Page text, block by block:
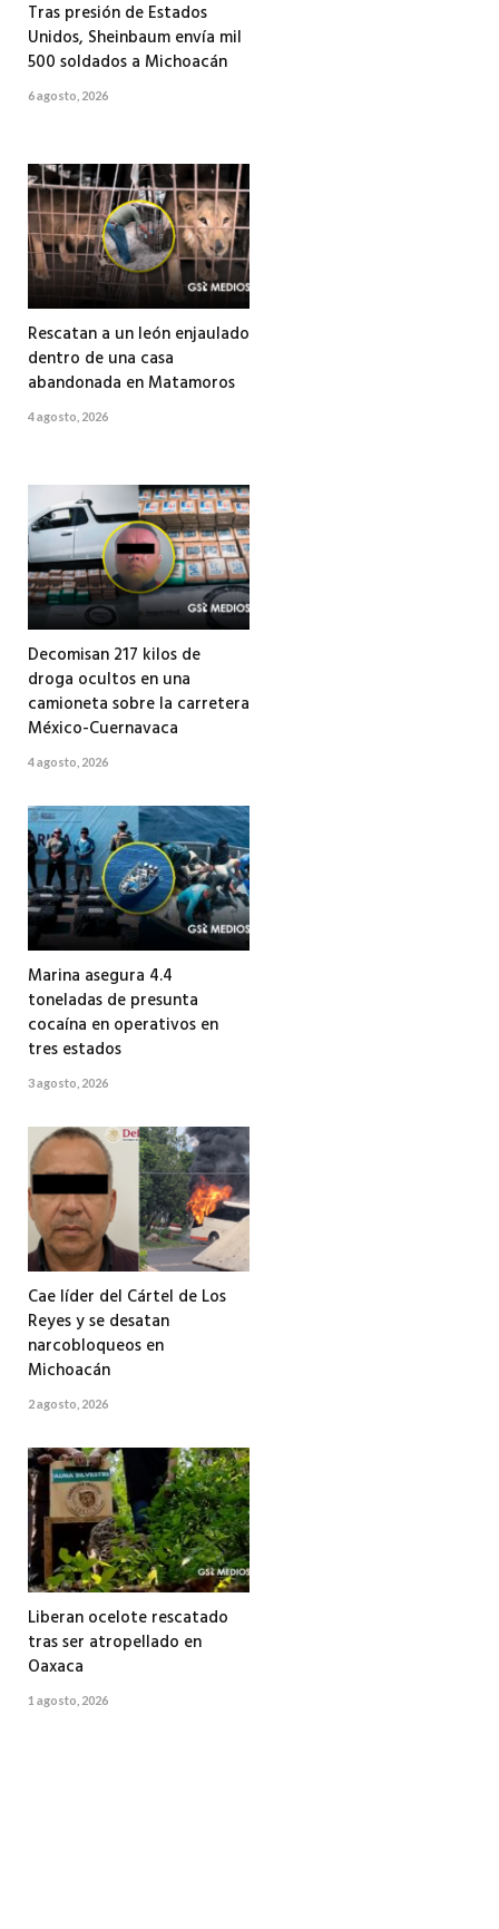
Tras presión de Estados
Unidos, Sheinbaum envía mil
500 soldados a Michoacán
6 agosto, 2026
Rescatan a un león enjaulado
dentro de una casa
abandonada en Matamoros
4 agosto, 2026
Decomisan 217 kilos de
droga ocultos en una
camioneta sobre la carretera
México-Cuernavaca
4 agosto, 2026
Marina asegura 4.4
toneladas de presunta
cocaína en operativos en
tres estados
3 agosto, 2026
Cae líder del Cártel de Los
Reyes y se desatan
narcobloqueos en
Michoacán
2 agosto, 2026
Liberan ocelote rescatado
tras ser atropellado en
Oaxaca
1 agosto, 2026